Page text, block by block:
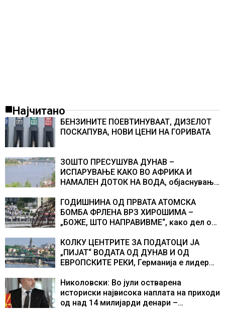
Најчитано
БЕНЗИНИТЕ ПОЕВТИНУВААТ, ДИЗЕЛОТ
ПОСКАПУВА, НОВИ ЦЕНИ НА ГОРИВАТА
ЗОШТО ПРЕСУШУВА ДУНАВ –
ИСПАРУВАЊЕ КАКО ВО АФРИКА И
НАМАЛЕН ДОТОК НА ВОДА, објаснување
ГОДИШНИНА ОД ПРВАТА АТОМСКА
БОМБА ФРЛЕНА ВРЗ ХИРОШИМА –
„БОЖЕ, ШТО НАПРАВИВМЕ“, како дел од
учесниците во бомбардирањето го
доживуваа овој настан што го промени
текот на историјата
КОЛКУ ЦЕНТРИТЕ ЗА ПОДАТОЦИ ЈА
„ПИЈАТ“ ВОДАТА ОД ДУНАВ И ОД
ЕВРОПСКИТЕ РЕКИ, Германија е лидер
центри за податоци
Николовски: Во јули остварена
историски највисока наплата на приходи
од над 14 милијарди денари –